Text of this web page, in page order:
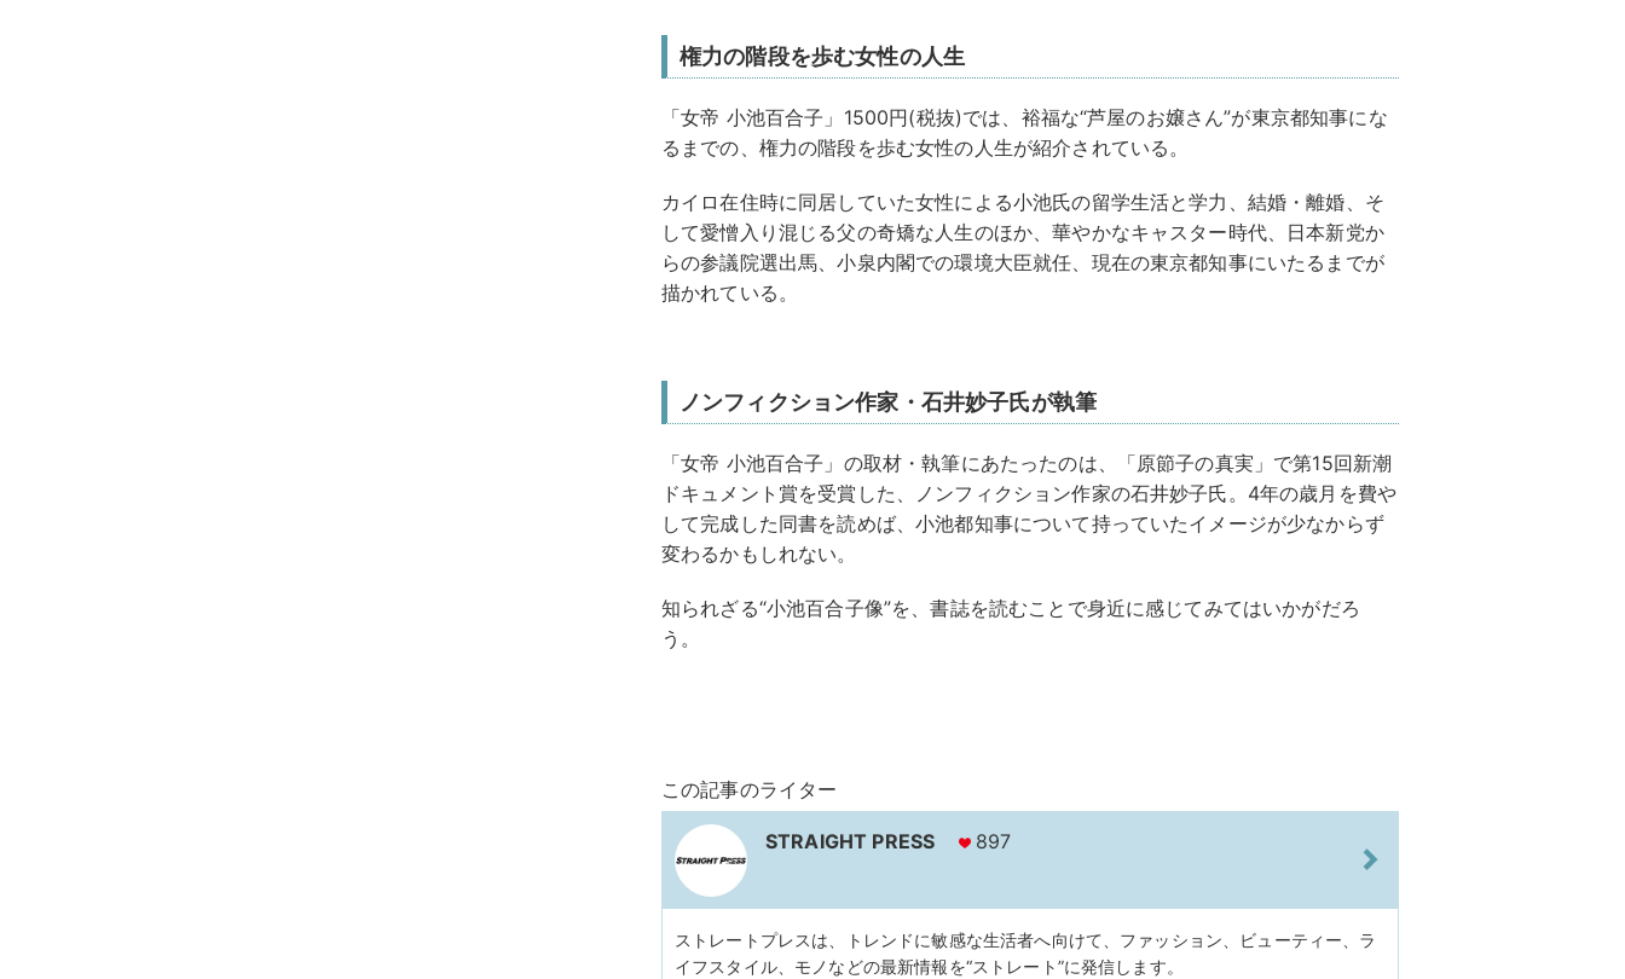
権力の階段を歩む女性の人生
「女帝 小池百合子」1500円(税抜)では、裕福な“芦屋のお嬢さん”が東京都知事にな
るまでの、権力の階段を歩む女性の人生が紹介されている。
カイロ在住時に同居していた女性による小池氏の留学生活と学力、結婚・離婚、そ
して愛憎入り混じる父の奇矯な人生のほか、華やかなキャスター時代、日本新党か
らの参議院選出馬、小泉内閣での環境大臣就任、現在の東京都知事にいたるまでが
描かれている。
ノンフィクション作家・石井妙子氏が執筆
「女帝 小池百合子」の取材・執筆にあたったのは、「原節子の真実」で第15回新潮
ドキュメント賞を受賞した、ノンフィクション作家の石井妙子氏。4年の歳月を費や
して完成した同書を読めば、小池都知事について持っていたイメージが少なからず
変わるかもしれない。
知られざる“小池百合子像”を、書誌を読むことで身近に感じてみてはいかがだろ
う。
この記事のライター
STRAIGHT PRESS 897
ストレートプレスは、トレンドに敏感な生活者へ向けて、ファッション、ビューティー、ラ
イフスタイル、モノなどの最新情報を“ストレート”に発信します。